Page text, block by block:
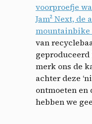
voorproefje
Jam² Next, de
mountainbike
van
geproduceerd
merk ons ​​de
achter deze
ontmoeten en
hebben we